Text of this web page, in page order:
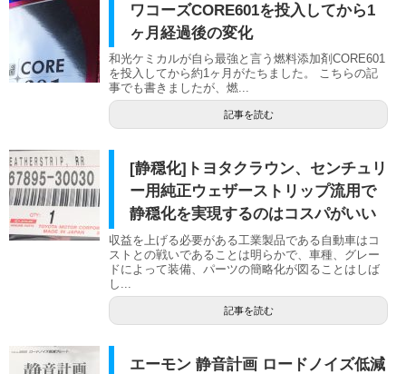
ワコーズCORE601を投入してから1
ヶ月経過後の変化
和光ケミカルが自ら最強と言う燃料添加剤CORE601
を投入してから約1ヶ月がたちました。 こちらの記
事でも書きましたが、燃...
記事を読む
[静穏化]トヨタクラウン、センチュリ
ー用純正ウェザーストリップ流用で
静穏化を実現するのはコスパがいい
収益を上げる必要がある工業製品である自動車はコ
ストとの戦いであることは明らかで、車種、グレー
ドによって装備、パーツの簡略化が図ることはしば
し...
記事を読む
エーモン 静音計画 ロードノイズ低減